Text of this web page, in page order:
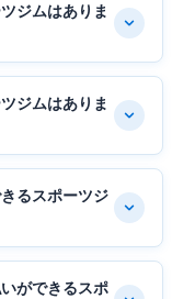
ジムはありま
ジムはありま
るスポーツジ
ができるスポ